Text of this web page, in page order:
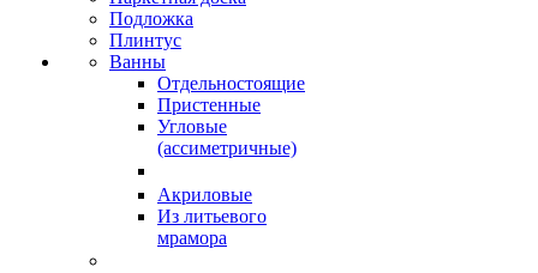
Подложка
Плинтус
Ванны
Отдельностоящие
Пристенные
Угловые
(ассиметричные)
Акриловые
Из литьевого
мрамора